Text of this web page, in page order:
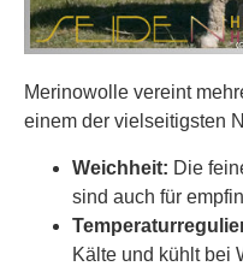
Merinowolle vereint
einem der vielseitigsten
Weichheit: Die
sind auch für
Kälte und kühlt bei